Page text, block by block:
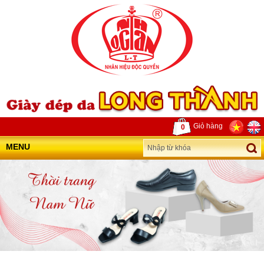
0 Giỏ hàng
MENU